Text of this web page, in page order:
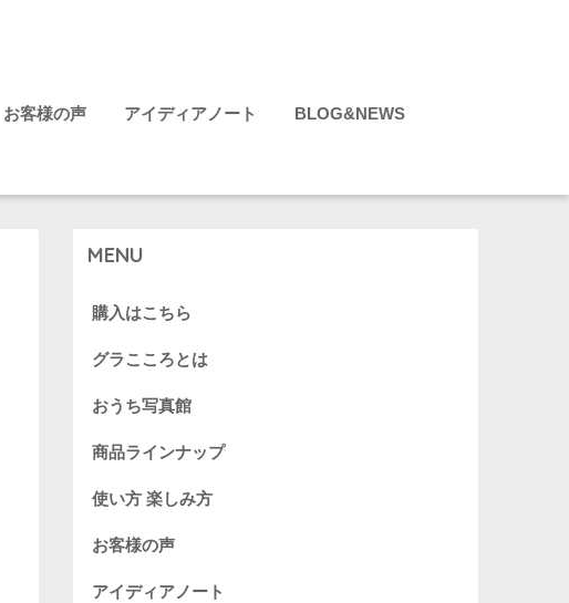
お客様の声 アイディアノート BLOG&NEWS
MENU
購入はこちら
グラこころとは
おうち写真館
商品ラインナップ
使い方 楽しみ方
お客様の声
アイディアノート